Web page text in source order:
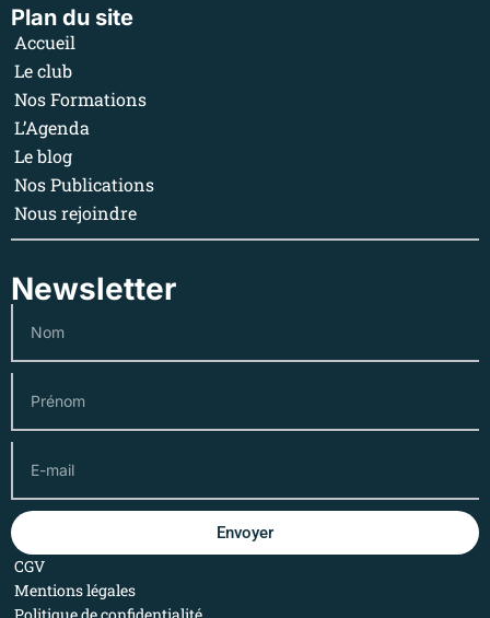
Plan du site
Accueil
Le club
Nos Formations
L’Agenda
Le blog
Nos Publications
Nous rejoindre
Newsletter
Envoyer
CGV
Mentions légales